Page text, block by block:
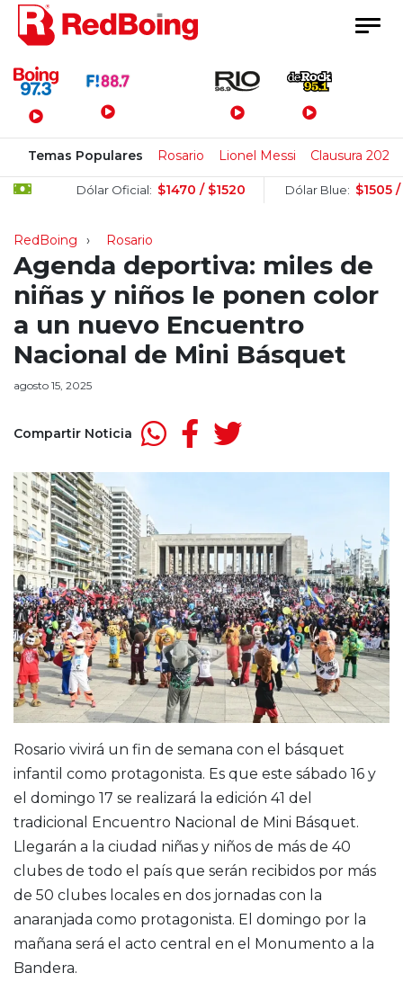
Menú Principal
Temas Populares Rosario Lionel Messi Clausura 2026
Dólar Oficial: $1470 / $1520 Dólar Blue: $1505 / $1525
RedBoing Rosario
Agenda deportiva: miles de
niñas y niños le ponen color
a un nuevo Encuentro
Nacional de Mini Básquet
agosto 15, 2025
Compartir Noticia
Rosario vivirá un fin de semana con el básquet
infantil como protagonista. Es que este sábado 16 y
el domingo 17 se realizará la edición 41 del
tradicional Encuentro Nacional de Mini Básquet.
Llegarán a la ciudad niñas y niños de más de 40
clubes de todo el país que serán recibidos por más
de 50 clubes locales en dos jornadas con la
anaranjada como protagonista. El domingo por la
mañana será el acto central en el Monumento a la
Bandera.